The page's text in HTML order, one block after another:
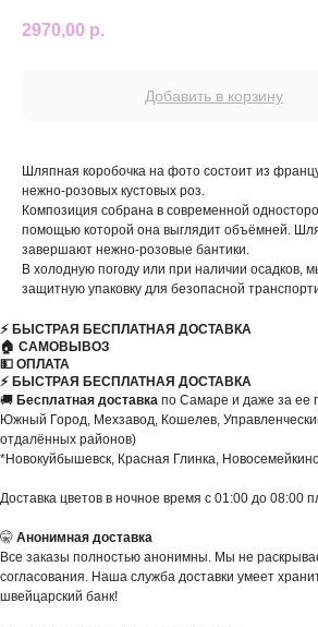
2970,00 р.
Добавить в корзину
Шляпная коробочка на фото состоит из
нежно-розовых кустовых роз.
Композиция собрана в современной
помощью которой она выглядит объёмней.
завершают нежно-розовые бантики.
В холодную погоду или при наличии осадков,
защитную упаковку для безопасной
⚡️ БЫСТРАЯ БЕСПЛАТНАЯ ДОСТАВКА
🏠 САМОВЫВОЗ
💵 ОПЛАТА
⚡️ БЫСТРАЯ БЕСПЛАТНАЯ ДОСТАВКА
🚚 Бесплатная доставка по Самаре и даже за ее
Южный Город, Мехзавод, Кошелев,
отдалённых районов)
*Новокуйбышевск, Красная Глинка,
Доставка цветов в ночное время с 01:00 до 08:00
🤫 Анонимная доставка
Все заказы полностью анонимны. Мы не
согласования. Наша служба доставки умеет
швейцарский банк!